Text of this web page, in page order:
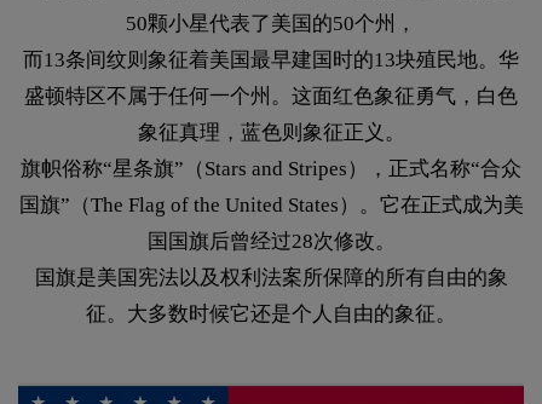
50颗小星代表了美国的50个州，
而13条间纹则象征着美国最早建国时的13块殖民地。华
盛顿特区不属于任何一个州。这面红色象征勇气，白色
象征真理，蓝色则象征正义。
旗帜俗称“星条旗”（Stars and Stripes），正式名称“合众
国旗”（The Flag of the United States）。它在正式成为美
国国旗后曾经过28次修改。
国旗是美国宪法以及权利法案所保障的所有自由的象
征。大多数时候它还是个人自由的象征。